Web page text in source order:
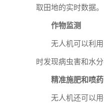
取田地的实时数据。
作物监测
无人机可以利
时发现病虫害和水分
精准施肥和喷药
无人机还可以